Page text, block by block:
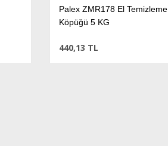
Palex ZMR178 El Temizleme
Köpüğü 5 KG
440,13 TL